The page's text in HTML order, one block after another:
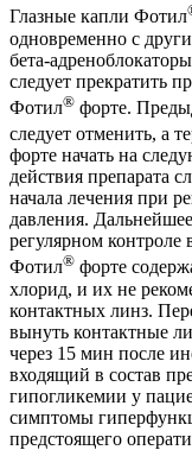
Глазные капли Фотил
одновременно с
бета-
следует прекратить
Фотил® форте.
следует отменить, а
форте начать на
действия препарата
начала лечения при
давления.
регулярном контроле
Фотил® форте
хлорид, и их не
контактных линз.
вынуть контактные
через 15 мин после
входящий в состав
гипогликемии у
симптомы
предстоящего